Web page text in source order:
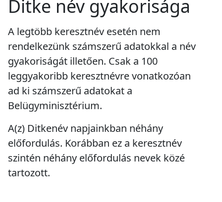
Ditke név gyakorisága
A legtöbb keresztnév esetén nem
rendelkezünk számszerű adatokkal a név
gyakoriságát illetően. Csak a 100
leggyakoribb keresztnévre vonatkozóan
ad ki számszerű adatokat a
Belügyminisztérium.
A(z) Ditkenév napjainkban néhány
előfordulás. Korábban ez a keresztnév
szintén néhány előfordulás nevek közé
tartozott.